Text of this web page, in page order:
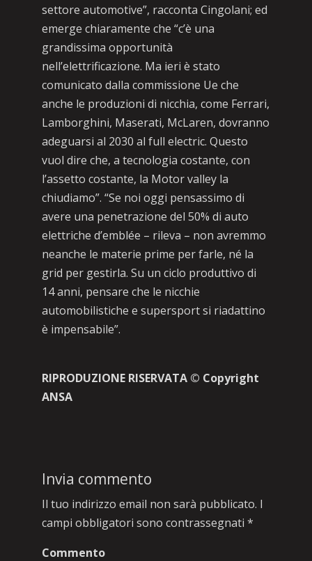
settore automotive”, racconta Cingolani; ed
emerge chiaramente che “c’è una
grandissima opportunità
nell’elettrificazione. Ma ieri è stato
comunicato dalla commissione Ue che
anche le produzioni di nicchia, come Ferrari,
Lamborghini, Maserati, McLaren, dovranno
adeguarsi al 2030 al full electric. Questo
vuol dire che, a tecnologia costante, con
l’assetto costante, la Motor valley la
chiudiamo”. “Se noi oggi pensassimo di
avere una penetrazione del 50% di auto
elettriche d’emblée – rileva – non avremmo
neanche le materie prime per farle, né la
grid per gestirla. Su un ciclo produttivo di
14 anni, pensare che le nicchie
automobilistiche e supersport si riadattino
è impensabile”.
RIPRODUZIONE RISERVATA © Copyright
ANSA
Invia commento
Il tuo indirizzo email non sarà pubblicato. I
campi obbligatori sono contrassegnati *
Commento